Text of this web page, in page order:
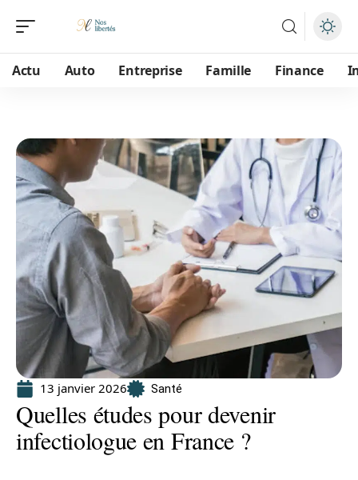
Actu Auto Entreprise Famille Finance
13 janvier 2026 Santé
Quelles études pour devenir
infectiologue en France ?